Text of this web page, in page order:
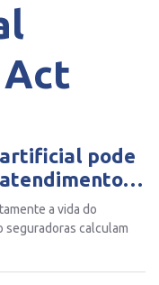
pode
e
a vida do
seguradoras calculam